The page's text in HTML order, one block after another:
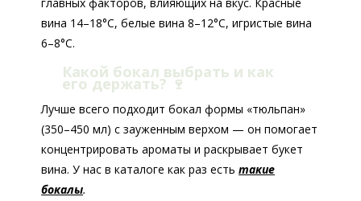
вина 14–18°C, белые вина 8–12°C, игристые вина
6–8°C.
Какой бокал выбрать и как
его держать?🍷
Лучше всего подходит бокал формы «тюльпан»
(350–450 мл) с зауженным верхом — он помогает
концентрировать ароматы и раскрывает букет
вина. У нас в каталоге как раз естьтакие
бокалы.